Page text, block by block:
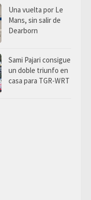
Una vuelta por Le
Mans, sin salir de
Dearborn
Sami Pajari consigue
un doble triunfo en
casa para TGR-WRT